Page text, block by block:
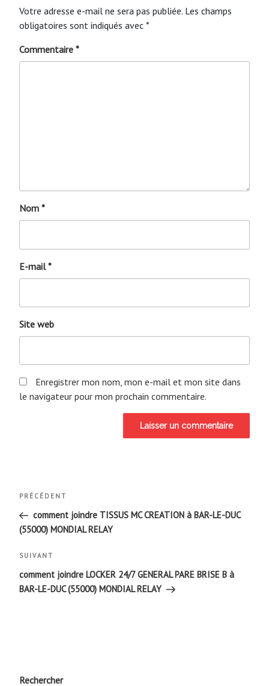
Votre adresse e-mail ne sera pas publiée. Les champs
obligatoires sont indiqués avec *
Commentaire *
Nom *
E-mail*
Site web
Enregistrer mon nom, mon e-mail et mon site dans
le navigateur pour mon prochain commentaire.
Navigation
de
l’article
Article
précédent
PRÉCÉDENT
comment joindre TISSUS MC CREATION à BAR-LE-DUC
(55000) MONDIAL RELAY
Article
suivant
SUIVANT
comment joindre LOCKER 24/7 GENERAL PARE BRISE B à
BAR-LE-DUC (55000) MONDIAL RELAY
Rechercher